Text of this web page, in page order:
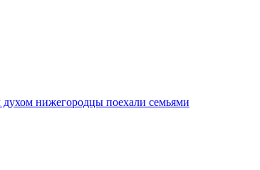
нижегородцы поехали семьями